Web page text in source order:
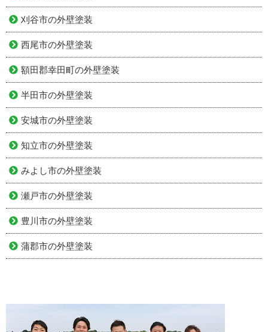
刈谷市の外壁塗装
西尾市の外壁塗装
額田郡幸田町の外壁塗装
半田市の外壁塗装
安城市の外壁塗装
知立市の外壁塗装
みよし市の外壁塗装
瀬戸市の外壁塗装
豊川市の外壁塗装
蒲郡市の外壁塗装